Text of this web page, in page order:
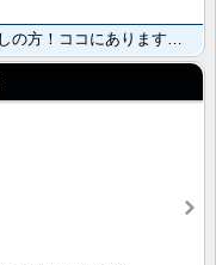
◇◆◇『中野区・杉並区』でお部屋をお探しの方！ココにあります！！◇◆◇ ～都心へのアクセス良好『J･･･